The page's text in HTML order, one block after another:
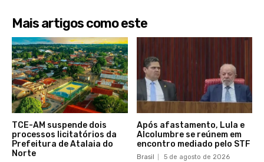
Mais artigos como este
TCE-AM suspende dois
processos licitatórios da
Prefeitura de Atalaia do
Norte
Após afastamento, Lula e
Alcolumbre se reúnem em
encontro mediado pelo STF
Brasil 5 de agosto de 2026